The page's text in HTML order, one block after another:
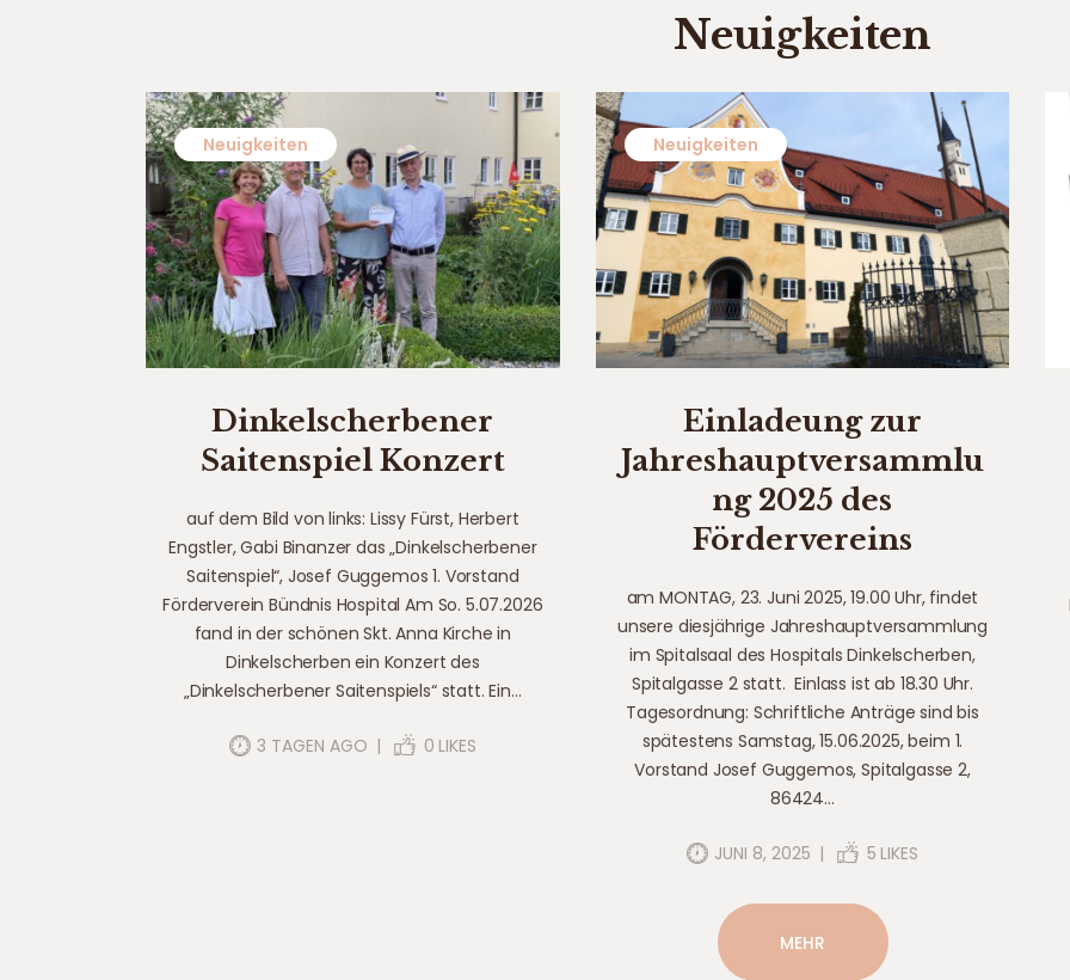
Neuigkeiten
Neuigkeiten
Dinkelscherbener
Saitenspiel Konzert
auf dem Bild von links: Lissy Fürst, Herbert
Engstler, Gabi Binanzer das „Dinkelscherbener
Saitenspiel“, Josef Guggemos 1. Vorstand
Förderverein Bündnis Hospital Am So. 5.07.2026
fand in der schönen Skt. Anna Kirche in
Dinkelscherben ein Konzert des
„Dinkelscherbener Saitenspiels“ statt. Ein…
3 TAGEN AGO 0 LIKES
Neuigkeiten
Einladeung zur
Jahreshauptversammlu
ng 2025 des
Fördervereins
am MONTAG, 23. Juni 2025, 19.00 Uhr, findet
unsere diesjährige Jahreshauptversammlung
im Spitalsaal des Hospitals Dinkelscherben,
Spitalgasse 2 statt. Einlass ist ab 18.30 Uhr.
Tagesordnung: Schriftliche Anträge sind bis
spätestens Samstag, 15.06.2025, beim 1.
Vorstand Josef Guggemos, Spitalgasse 2,
86424…
JUNI 8, 2025 5 LIKES
MEHR